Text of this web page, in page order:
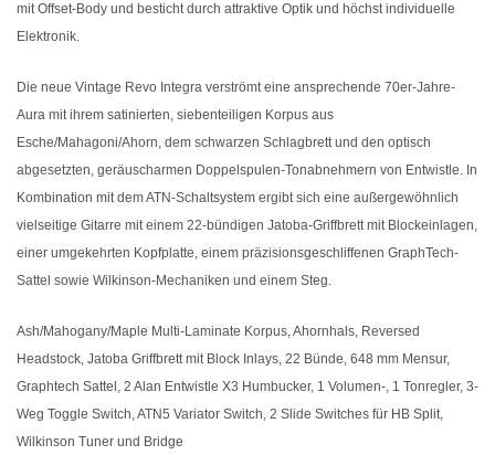
mit Offset-Body und besticht durch attraktive Optik und höchst individuelle
Elektronik.
Die neue Vintage Revo Integra verströmt eine ansprechende 70er-Jahre-
Aura mit ihrem satinierten, siebenteiligen Korpus aus
Esche/Mahagoni/Ahorn, dem schwarzen Schlagbrett und den optisch
abgesetzten, geräuscharmen Doppelspulen-Tonabnehmern von Entwistle. In
Kombination mit dem ATN-Schaltsystem ergibt sich eine außergewöhnlich
vielseitige Gitarre mit einem 22-bündigen Jatoba-Griffbrett mit Blockeinlagen,
einer umgekehrten Kopfplatte, einem präzisionsgeschliffenen GraphTech-
Sattel sowie Wilkinson-Mechaniken und einem Steg.
Ash/Mahogany/Maple Multi-Laminate Korpus, Ahornhals, Reversed
Headstock, Jatoba Griffbrett mit Block Inlays, 22 Bünde, 648 mm Mensur,
Graphtech Sattel, 2 Alan Entwistle X3 Humbucker, 1 Volumen-, 1 Tonregler, 3-
Weg Toggle Switch, ATN5 Variator Switch, 2 Slide Switches für HB Split,
Wilkinson Tuner und Bridge